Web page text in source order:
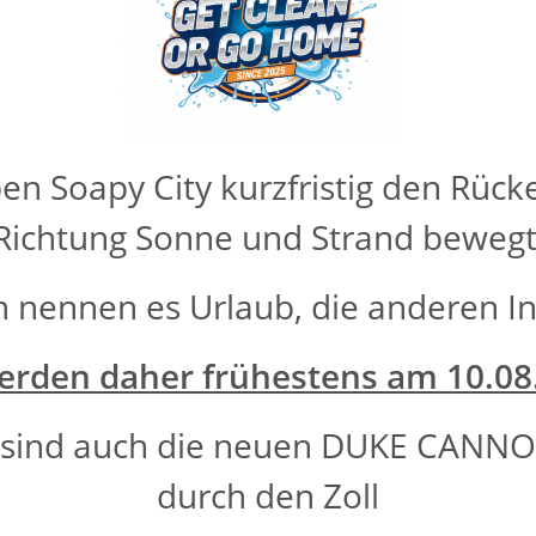
Willkommen in Soapy City
Soapy City kurzfristig den
Sonne und Strand
nennen es Urlaub, die anderen
daher frühestens am
auch die neuen DUKE
durch den Zoll